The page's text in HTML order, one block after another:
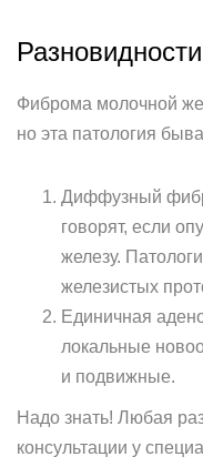
Фиброма молочной
но эта патология
Диффузный
говорят, если
железу.
железистых
Единичная
локальные
и подвижные.
Надо знать! Любая
консультации у